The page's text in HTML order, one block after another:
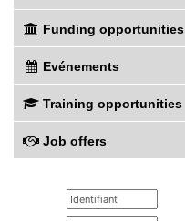
Funding opportunities
Evénements
Training opportunities
Job offers